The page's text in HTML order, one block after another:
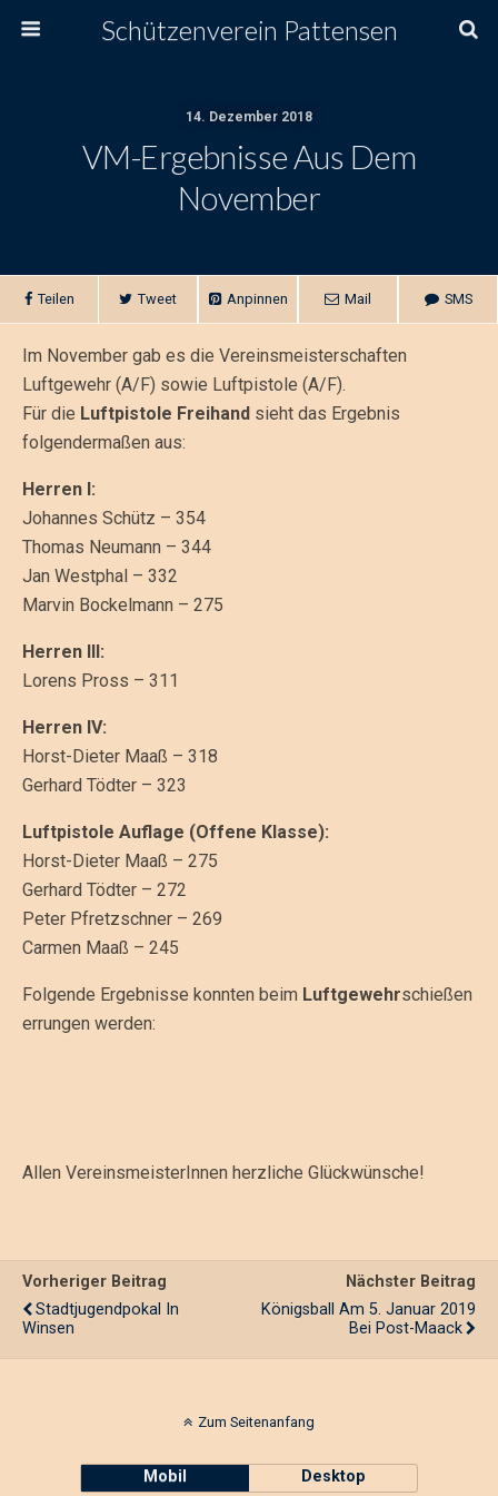
Schützenverein Pattensen
14. Dezember 2018
VM-Ergebnisse Aus Dem
November
Teilen Tweet Anpinnen Mail SMS
Im November gab es die Vereinsmeisterschaften
Luftgewehr (A/F) sowie Luftpistole (A/F).
Für die Luftpistole Freihand sieht das Ergebnis
folgendermaßen aus:
Herren I:
Johannes Schütz – 354
Thomas Neumann – 344
Jan Westphal – 332
Marvin Bockelmann – 275
Herren III:
Lorens Pross – 311
Herren IV:
Horst-Dieter Maaß – 318
Gerhard Tödter – 323
Luftpistole Auflage (Offene Klasse):
Horst-Dieter Maaß – 275
Gerhard Tödter – 272
Peter Pfretzschner – 269
Carmen Maaß – 245
Folgende Ergebnisse konnten beim Luftgewehrschießen
errungen werden:
Allen VereinsmeisterInnen herzliche Glückwünsche!
Vorheriger Beitrag
Stadtjugendpokal In
Winsen
Nächster Beitrag
Königsball Am 5. Januar 2019
Bei Post-Maack
Zum Seitenanfang
Mobil Desktop